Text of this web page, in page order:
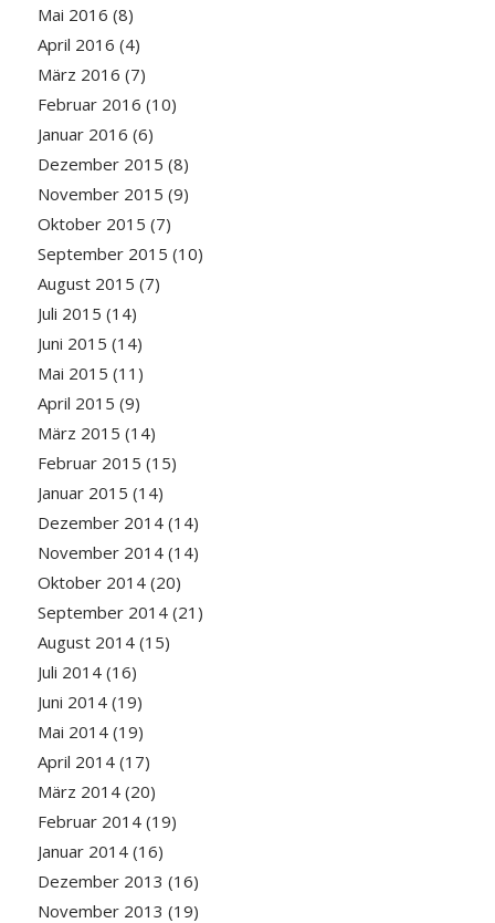
Mai 2016 (8)
April 2016 (4)
März 2016 (7)
Februar 2016 (10)
Januar 2016 (6)
Dezember 2015 (8)
November 2015 (9)
Oktober 2015 (7)
September 2015 (10)
August 2015 (7)
Juli 2015 (14)
Juni 2015 (14)
Mai 2015 (11)
April 2015 (9)
März 2015 (14)
Februar 2015 (15)
Januar 2015 (14)
Dezember 2014(14)
November 2014(14)
Oktober 2014(20)
September 2014(21)
August 2014(15)
Juli 2014(16)
Juni 2014(19)
Mai 2014(19)
April 2014(17)
März 2014(20)
Februar 2014(19)
Januar 2014(16)
Dezember 2013 (16)
November 2013 (19)